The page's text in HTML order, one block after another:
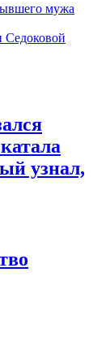
мужа
Седоковой
узнал,